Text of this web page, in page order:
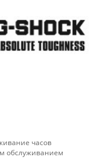
часов
обслуживанием